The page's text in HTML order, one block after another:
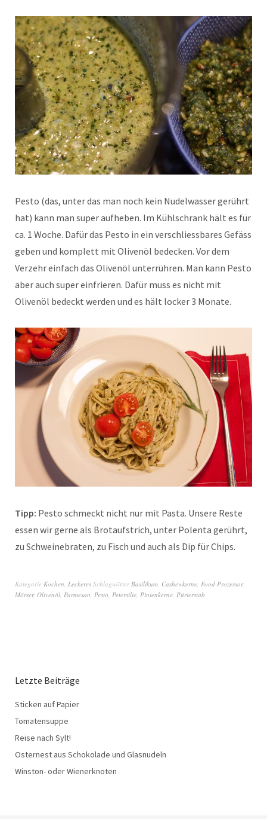
Pesto (das, unter das man noch kein Nudelwasser gerührt
hat) kann man super aufheben. Im Kühlschrank hält es für
ca. 1 Woche. Dafür das Pesto in ein verschliessbares Gefäss
geben und komplett mit Olivenöl bedecken. Vor dem
Verzehr einfach das Olivenöl unterrühren. Man kann Pesto
aber auch super einfrieren. Dafür muss es nicht mit
Olivenöl bedeckt werden und es hält locker 3 Monate.
Tipp: Pesto schmeckt nicht nur mit Pasta. Unsere Reste
essen wir gerne als Brotaufstrich, unter Polenta gerührt,
zu Schweinebraten, zu Fisch und auch als Dip für Chips.
Kategorie Kochen Leckeres Schlagwörter Basilikum Cashewkerne Food Prozessor,
Mörser, Olivenöl Parmesan Pesto Petersilie Pinienkerne Pürierstab
Letzte Beiträge
Sticken auf Papier
Tomatensuppe
Reise nach Sylt!
Osternest aus Schokolade und Glasnudeln
Winston- oder Wienerknoten